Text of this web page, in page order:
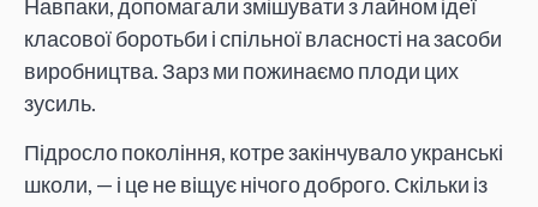
Навпаки, допомагали змішувати з лайном ідеї
класової боротьби і спільної власності на засоби
виробництва. Зарз ми пожинаємо плоди цих
зусиль.
Підросло покоління, котре закінчувало укранські
школи, — і це не віщує нічого доброго. Скільки із